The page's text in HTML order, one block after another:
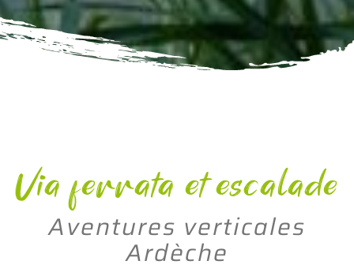
Via ferrata et escalade
Aventures verticales
Ardèche